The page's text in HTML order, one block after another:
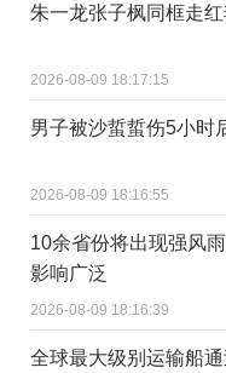
朱一龙张子枫同框走
2026-08-09 18:17:15
男子被沙蜇蜇伤5小时
2026-08-09 18:16:55
10余省份将出现强风
影响广泛
2026-08-09 18:16:39
全球最大级别运输船